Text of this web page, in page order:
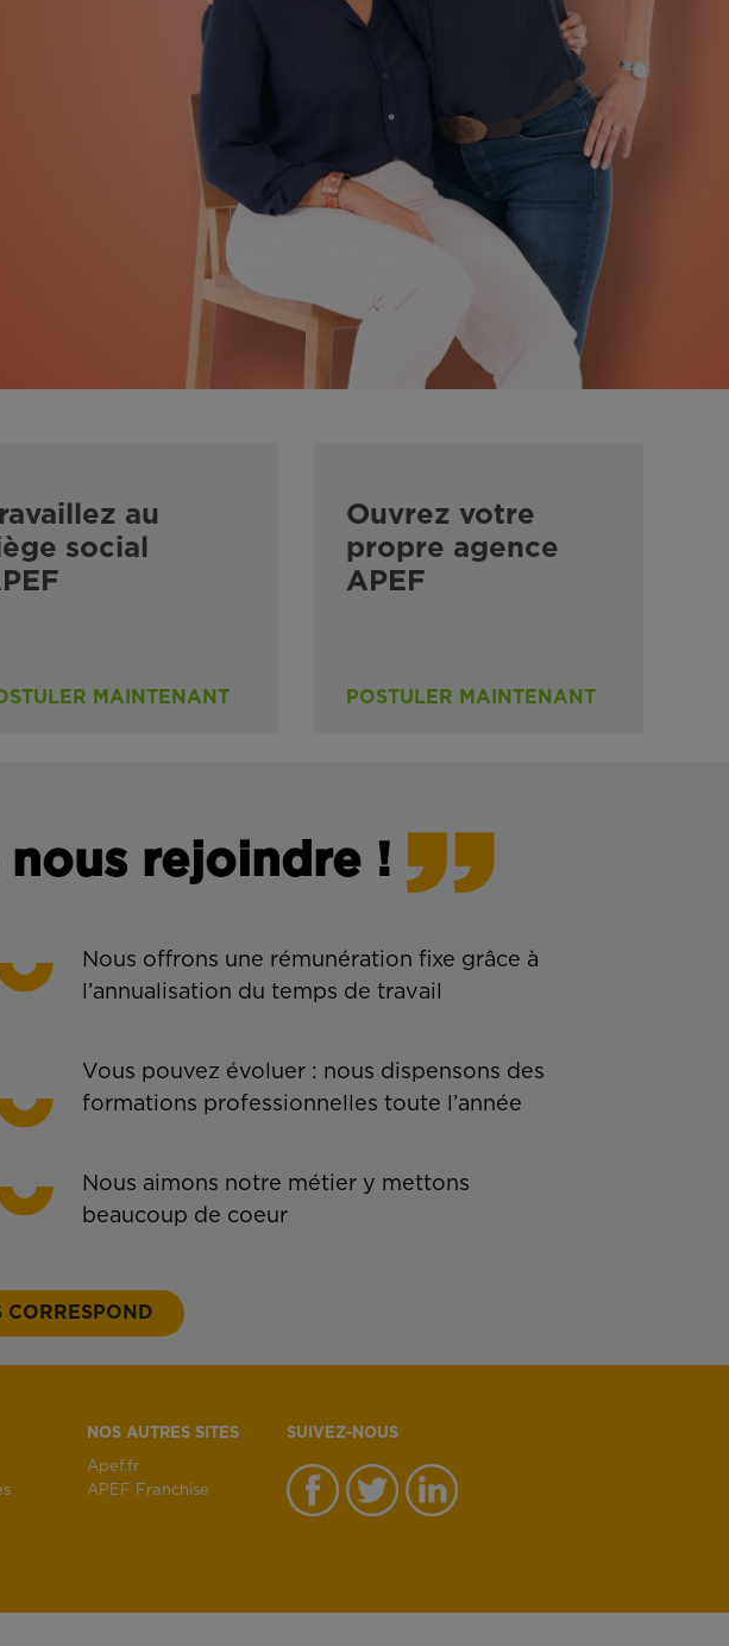
au
social
MAINTENANT
Ouvrez votre
propre agence
APEF
POSTULER MAINTENANT
nous rejoindre !
Nous offrons une rémunération fixe grâce à
l’annualisation du temps de travail
Vous pouvez évoluer : nous dispensons des
formations professionnelles toute l’année
Nous aimons notre métier y mettons
beaucoup de coeur
CORRESPOND
NOS AUTRES SITES
Apef.fr
APEF Franchise
SUIVEZ-NOUS